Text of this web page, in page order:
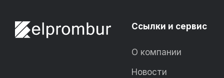
Ссылки и сервис
О компании
Новости